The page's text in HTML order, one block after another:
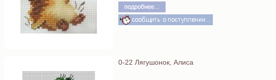
0-22 Лягушонок, Алиса